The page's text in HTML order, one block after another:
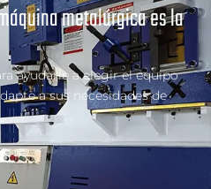
metalúrgica es la
ayudarle a elegir el equipo
a sus necesidades de